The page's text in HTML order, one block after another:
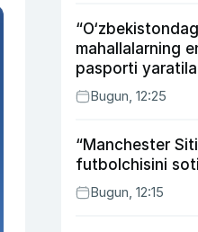
mahallalarning
pasporti
energetika vaziri
Bugun, 12:25
“Manchester
futbolchisini
Bugun, 12:15